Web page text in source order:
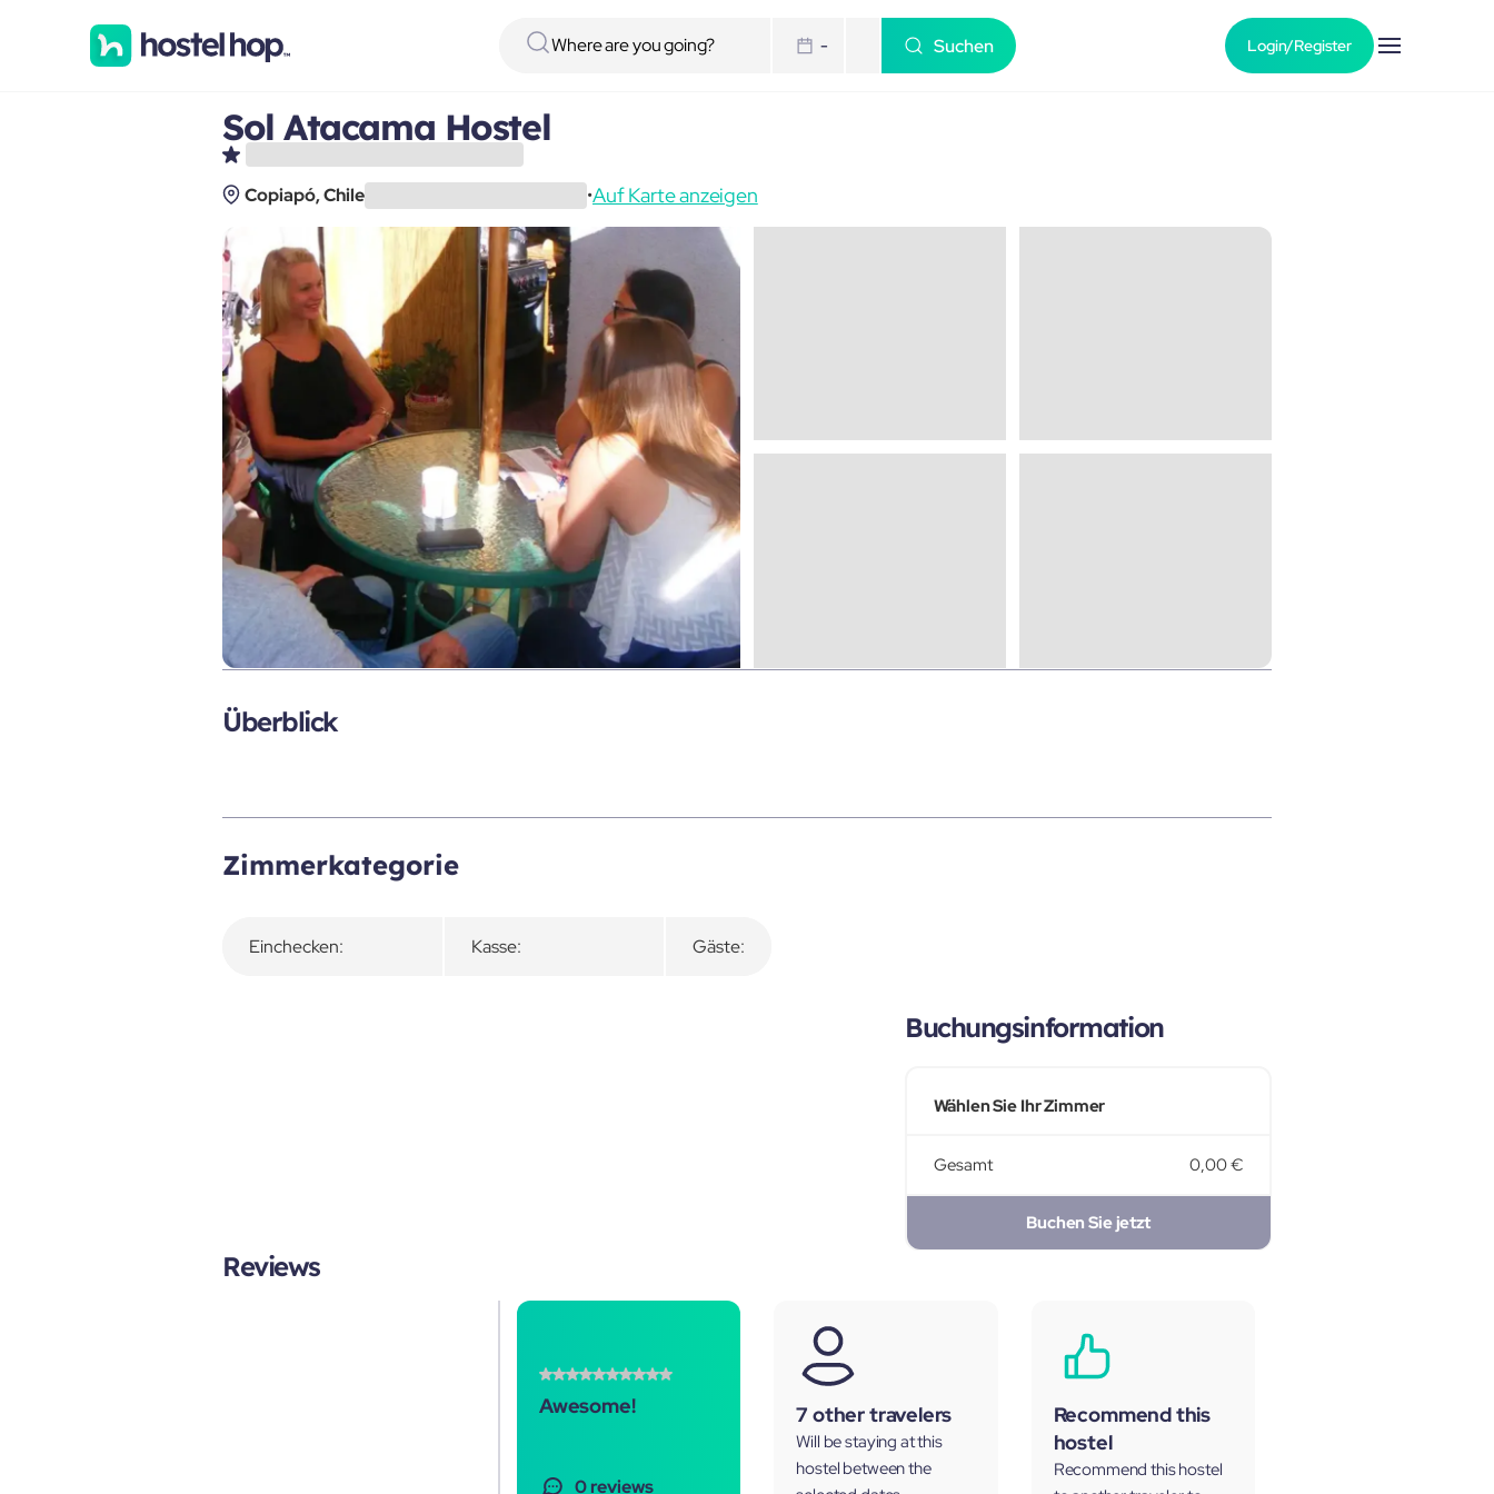
- Suchen Login/Register
Sol Atacama Hostel
Copiapó, Chile •Auf Karte anzeigen
Überblick
Zimmerkategorie
Einchecken: Kasse: Gäste:
Buchungsinformation
Wählen Sie Ihr Zimmer
Gesamt 0,00 €
Buchen Sie jetzt
Reviews
Awesome!
0 reviews
7 other travelers
Will be staying at this
hostel between the
Recommend this
hostel
Recommend this hostel